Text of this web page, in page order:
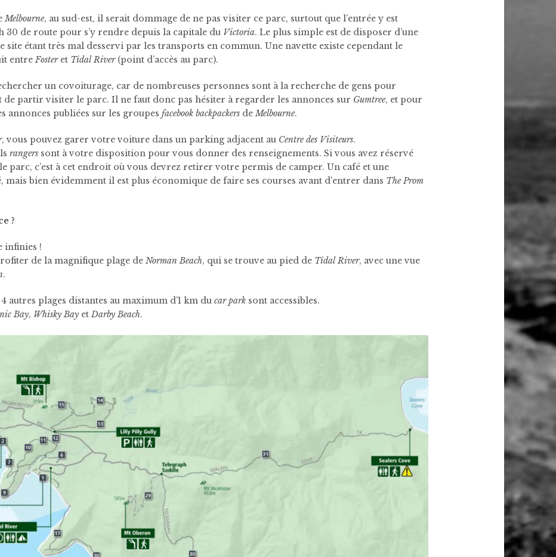
Melbourne, au sud-est, il serait dommage de ne pas visiter ce parc, surtout que l’entrée y est
30 de route pour s’y rendre depuis la capitale du Victoria. Le plus simple est de disposer d’une
site étant très mal desservi par les transports en commun. Une navette existe cependant le
entreFosteret Tidal River(point d’accès au parc).
un covoiturage, car de nombreuses personnes sont à la recherche de gens pour
partir visiter le parc. Il ne faut donc pas hésiter à regarder les annonces sur Gumtree, et pour
annonces publiées sur les groupes facebook backpackers deMelbourne.
, vous pouvez garer votre voiture dans un parking adjacent au Centre des Visiteurs.
rangers sont à votre disposition pour vous donner des renseignements. Si vous avez réservé
parc, c’est à cet endroit où vous devrez retirer votre permis de camper. Un café et une
mais bien évidemment il est plus économique de faire ses courses avant d’entrer dans The Prom
?
infinies !
de la magnifique plage de Norman Beach, qui se trouve au pied de Tidal River, avec une vue
.
autres plages distantes au maximum d’1 km du car park sont accessibles.
Bay, Whisky Bay etDarby Beach.